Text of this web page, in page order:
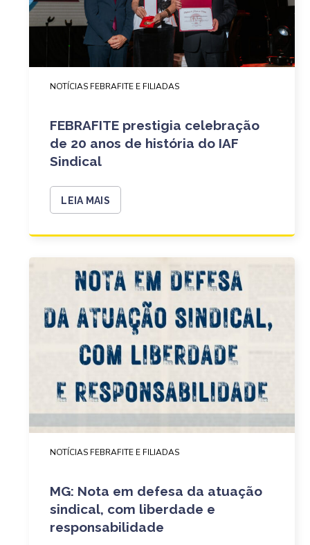
NOTÍCIAS FEBRAFITE E FILIADAS
FEBRAFITE prestigia celebração
de 20 anos de história do IAF
Sindical
LEIA MAIS
NOTÍCIAS FEBRAFITE E FILIADAS
MG: Nota em defesa da atuação
sindical, com liberdade e
responsabilidade